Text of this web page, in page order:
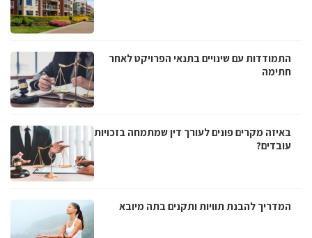
התמודדות עם שינויים בתנאי הפרויקט לאחר
חתימה
באיזה מקרים פונים לעורך דין שמתמחה בזכויות
עובדים?
המדריך להבנת תוויות ותקנים בתה מיובא